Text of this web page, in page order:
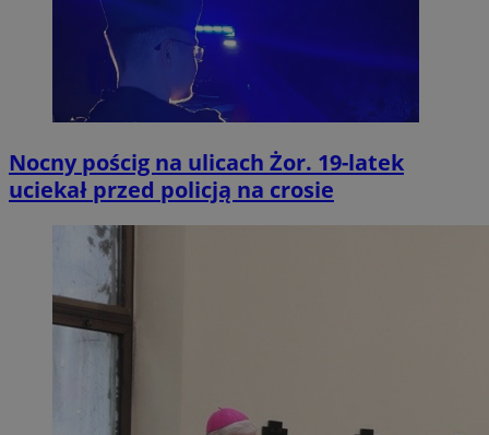
Nocny pościg na ulicach Żor. 19-latek
uciekał przed policją na crosie